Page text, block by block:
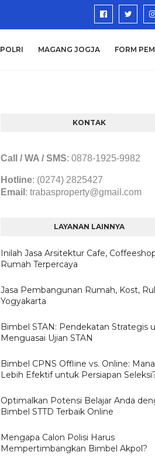
MAGANG JOGJA FORM
KONTAK
Call / WA / SMS: 0878-1925-9982
Hotline: (0274) 2825427
Email : trabasproperty@gmail.com
LAYANAN LAINNYA
Inilah Jasa Arsitektur Cafe,
Rumah Terpercaya
Jasa Pembangunan Rumah, Kost,
Yogyakarta
Bimbel STAN: Pendekatan Strategis
Menguasai Ujian STAN
Bimbel CPNS Offline vs. Online:
Lebih Efektif untuk Persiapan
Optimalkan Potensi Belajar Anda
Bimbel STTD Terbaik Online
Mengapa Calon Polisi Harus
Mempertimbangkan Bimbel Akpol?